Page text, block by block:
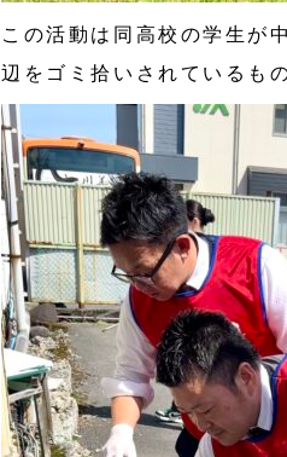
この活動は同高校の学生が
辺をゴミ拾いされているも